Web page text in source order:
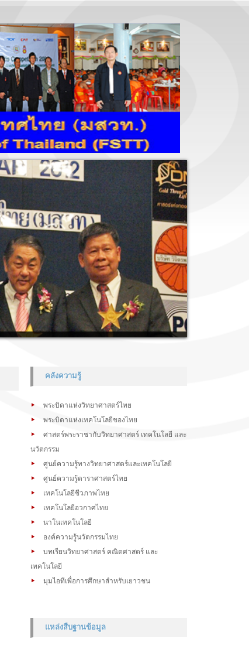
คลังความรู้
พระบิดาแห่งวิทยาศาสตร์ไทย
พระบิดาแห่งเทคโนโลยีของไทย
ศาสตร์พระราชากับวิทยาศาสตร์ เทคโนโลยี และ
นวัตกรรม
ศูนย์ความรู้ทางวิทยาศาสตร์และเทคโนโลยี
ศูนย์ความรู้ดาราศาสตร์ไทย
เทคโนโลยีชีวภาพไทย
เทคโนโลยีอวกาศไทย
นาโนเทคโนโลยี
องค์ความรู้นวัตกรรมไทย
บทเรียนวิทยาศาสตร์ คณิตศาสตร์ และ
เทคโนโลยี
มุมไอทีเพื่อการศึกษาสำหรับเยาวชน
แหล่งสืบฐานข้อมูล